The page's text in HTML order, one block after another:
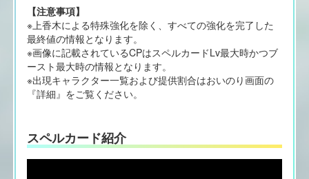
【注意事項】
※上香木による特殊強化を除く、すべての強化を完了した
最終値の情報となります。
※画像に記載されているCPはスペルカードLv最大時かつブ
ースト最大時の情報となります。
※出現キャラクター一覧および提供割合はおいのり画面の
『詳細』をご覧ください。
スペルカード紹介